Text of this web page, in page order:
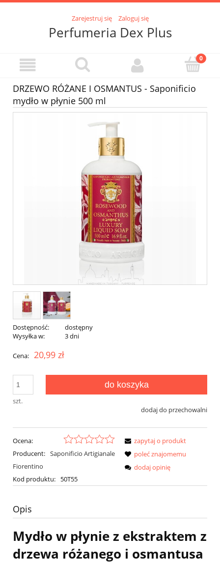
Zarejestruj się Zaloguj się
Perfumeria Dex Plus
DRZEWO RÓŻANE I OSMANTUS - Saponificio
mydło w płynie 500 ml
Dostępność:
dostępny
Wysyłka w:
3 dni
Cena: 20,99 zł
szt.
do koszyka
dodaj do przechowalni
Ocena:
Producent: Saponificio Artigianale
Fiorentino
Kod produktu:
50T55
zapytaj o produkt
poleć znajomemu
dodaj opinię
Opis
Mydło w płynie z ekstraktem z
drzewa różanego i osmantusa